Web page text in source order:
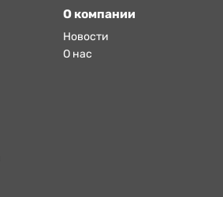
О компании
Новости
О нас